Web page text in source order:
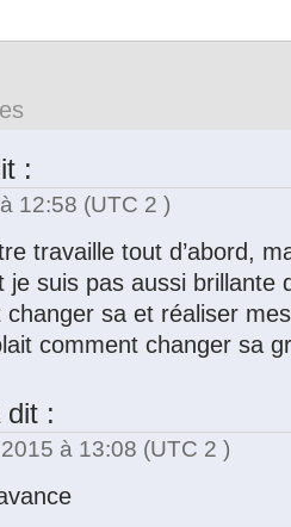
:
12:58 (UTC 2 )
travaille tout d’abord,
je suis pas aussi brillante
changer sa et réaliser
comment changer sa
dit :
à 13:08 (UTC 2 )